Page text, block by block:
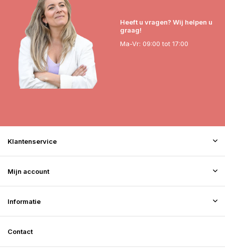
Heeft u vragen? Wij helpen u
graag!
Ma-Vr: 09:00 tot 17:00
Klantenservice
Mijn account
Informatie
Contact